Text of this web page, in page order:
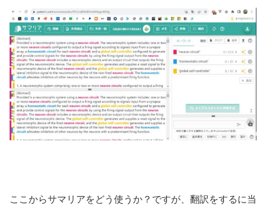
ここからサマリアをどう使うか？ですが、翻訳をするに当